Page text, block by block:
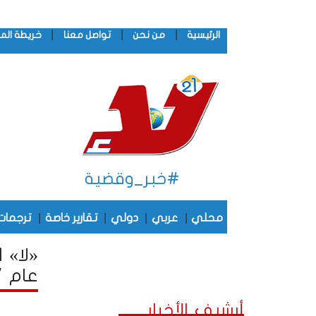
الرئيسية من نحن تواصل معنا خريطة
#خبر_وقضية
محلي عربي دولي تقارير خاصة
عام 2017
أرشيف الأخبار